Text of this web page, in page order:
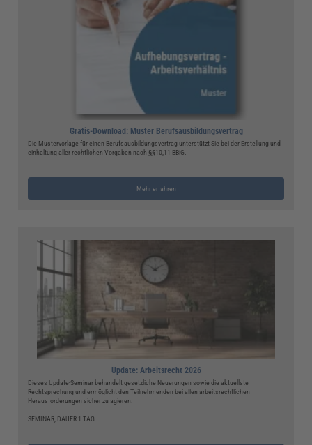
Gratis-Download: Muster Berufsausbildungsvertrag
Die Mustervorlage für einen Berufsausbildungsvertrag unterstützt Sie bei der Erstellung und
einhaltung aller rechtlichen Vorgaben nach §§10,11 BBiG.
Mehr erfahren
Update: Arbeitsrecht 2026
Dieses Update-Seminar behandelt gesetzliche Neuerungen sowie die aktuellste
Rechtsprechung und ermöglicht den Teilnehmenden bei allen arbeitsrechtlichen
Herausforderungen sicher zu agieren.
SEMINAR, DAUER 1 TAG